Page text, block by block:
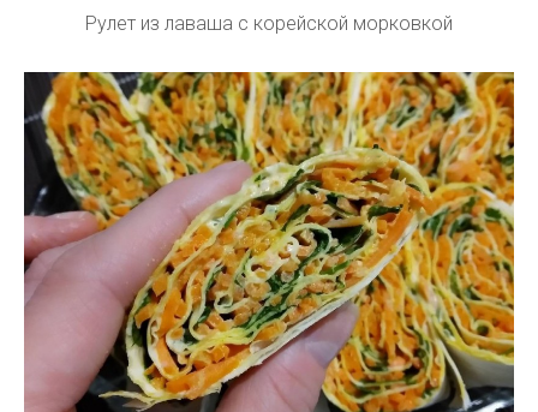
Рулет из лаваша с корейской морковкой